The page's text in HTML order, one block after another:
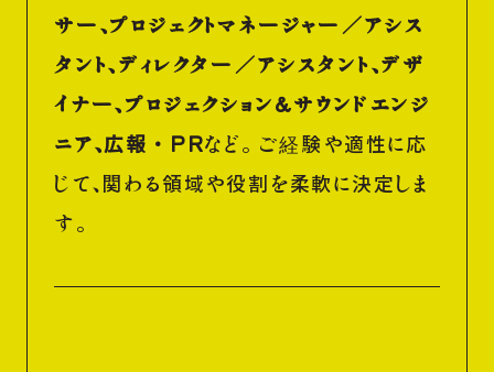
サー、プロジェクトマネージャー／アシス
タント、ディレクター／アシスタント、デザ
イナー、プロジェクション＆サウンドエンジ
ニア、広報・PRなど。 ご経験や適性に応
じて、関わる領域や役割を柔軟に決定しま
す。